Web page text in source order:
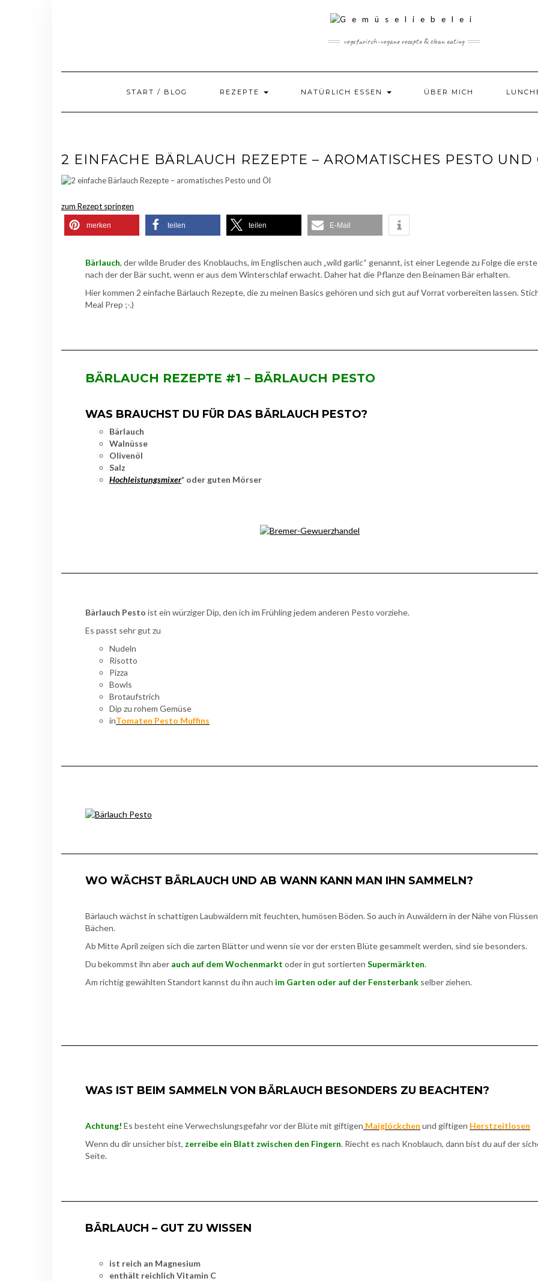
vegetarisch-vegane rezepte & clean eating
START / BLOG REZEPTE NATÜRLICH ESSEN ÜBER MICH
2 EINFACHE BÄRLAUCH REZEPTE – AROMATISCHES PESTO UND
zum Rezept springen
merken teilen teilen E-Mail
Bärlauch, der wilde Bruder des Knoblauchs, im Englischen auch „wild garlic“ genannt, ist einer Legende zu Folge die
nach der der Bär sucht, wenn er aus dem Winterschlaf erwacht. Daher hat die Pflanze den Beinamen Bär erhalten.
Hier kommen 2 einfache Bärlauch Rezepte, die zu meinen Basics gehören und sich gut auf Vorrat vorbereiten lassen.
Meal Prep ;-.)
BÄRLAUCH REZEPTE #1 – BÄRLAUCH PESTO
WAS BRAUCHST DU FÜR DAS BÄRLAUCH PESTO?
Bärlauch
Walnüsse
Olivenöl
Salz
Hochleistungsmixer* oder guten Mörser
Bärlauch Pesto ist ein würziger Dip, den ich im Frühling jedem anderen Pesto vorziehe.
Es passt sehr gut zu
Nudeln
Risotto
Pizza
Bowls
Brotaufstrich
Dip zu rohem Gemüse
inTomaten Pesto Muffins
WO WÄCHST BÄRLAUCH UND AB WANN KANN MAN IHN SAMMELN?
Bärlauch wächst in schattigen Laubwäldern mit feuchten, humösen Böden. So auch in Auwäldern in der Nähe von
Bächen.
Ab Mitte April zeigen sich die zarten Blätter und wenn sie vor der ersten Blüte gesammelt werden, sind sie besonders.
Du bekommst ihn aber auch auf dem Wochenmarkt oder in gut sortierten Supermärkten.
Am richtig gewählten Standort kannst du ihn auch im Garten oder auf der Fensterbank selber ziehen.
WAS IST BEIM SAMMELN VON BÄRLAUCH BESONDERS ZU BEACHTEN?
Achtung! Es besteht eine Verwechslungsgefahr vor der Blüte mit giftigen Maiglöckchen und giftigen Herstzeitlosen
Wenn du dir unsicher bist, zerreibe ein Blatt zwischen den Fingern. Riecht es nach Knoblauch, dann bist du auf der
Seite.
BÄRLAUCH – GUT ZU WISSEN
ist reich an Magnesium
enthält reichlich Vitamin C